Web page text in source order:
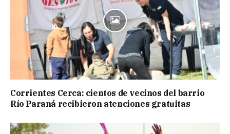
Corrientes Cerca: cientos de vecinos del barrio
Río Paraná recibieron atenciones gratuitas